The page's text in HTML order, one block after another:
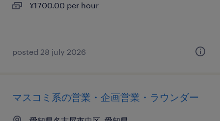
¥1700.00 per hour
posted 28 july 2026
マスコミ系の営業・企画営業・ラウンダー